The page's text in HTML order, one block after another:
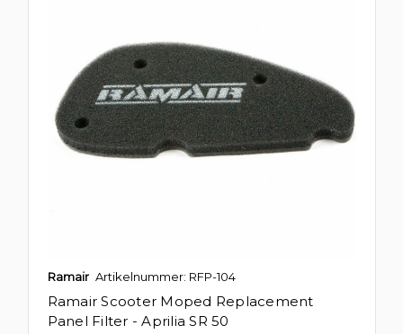
Ramair Artikelnummer: RFP-104
Ramair Scooter Moped Replacement
Panel Filter - Aprilia SR 50